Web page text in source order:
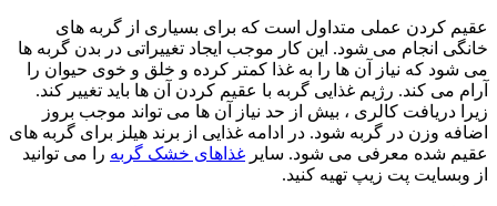
عقیم کردن عملی متداول است که برای بسیاری از گربه های
خانگی انجام می شود. این کار موجب ایجاد تغییراتی در بدن گربه ها
می شود که نیاز آن ها را به غذا کمتر کرده و خلق و خوی حیوان را
آرام می کند. رژیم غذایی گربه با عقیم کردن آن ها باید تغییر کند.
زیرا دریافت کالری ، بیش از حد نیاز آن ها می تواند موجب بروز
اضافه وزن در گربه شود. در ادامه غذایی از برند هیلز برای گربه های
عقیم شده معرفی می شود. سایر غذاهای خشک گربه را می توانید
از وبسایت پت زیپ تهیه کنید.